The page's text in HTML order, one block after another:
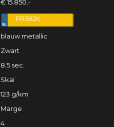
€ 15.850,-
PR582K
blauw metallic
Zwart
8.5 sec.
Skai
123 g/km
Marge
4